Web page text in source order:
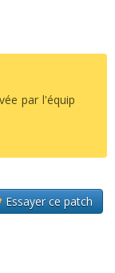
par l'équip
Essayer ce patch